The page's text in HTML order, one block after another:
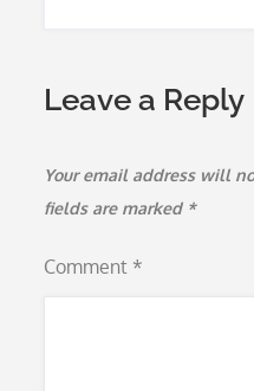
Leave a Reply
Your email address will
fields are marked *
Comment *